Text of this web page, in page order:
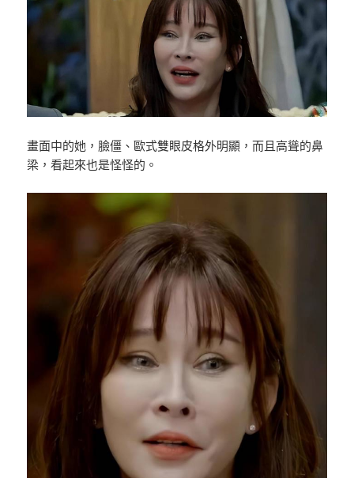
畫面中的她，臉僵、歐式雙眼皮格外明顯，而且高聳的鼻
梁，看起來也是怪怪的。